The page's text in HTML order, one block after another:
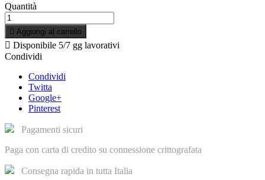
Quantità
 Aggiungi al carrello
 Disponibile 5/7 gg lavorativi
Condividi
Condividi
Twitta
Google+
Pinterest
Pagamenti sicuri
Paga con carta di credito su connessione crittografata
Consegna rapida in tutta Italia